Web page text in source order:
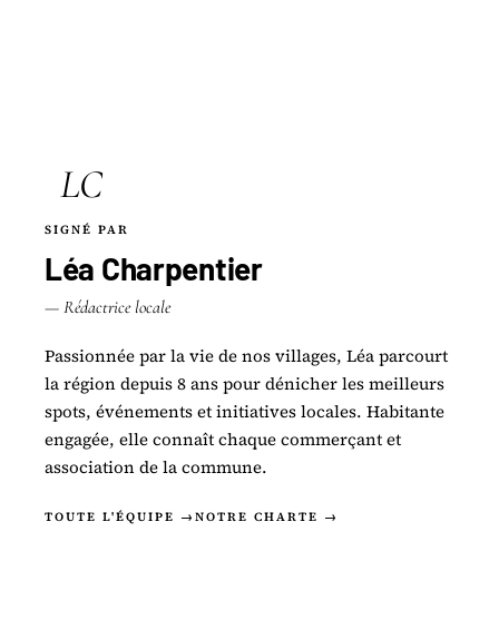
LC
SIGNÉ PAR
Léa Charpentier
— Rédactrice locale
Passionnée par la vie de nos villages, Léa parcourt
la région depuis 8 ans pour dénicher les meilleurs
spots, événements et initiatives locales. Habitante
engagée, elle connaît chaque commerçant et
association de la commune.
TOUTE L'ÉQUIPE → NOTRE CHARTE →